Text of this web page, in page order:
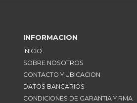
INFORMACION
INICIO
SOBRE NOSOTROS
CONTACTO Y UBICACION
DATOS BANCARIOS
CONDICIONES DE GARANTIA Y RMA